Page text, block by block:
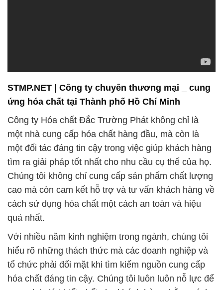
một nhà cung cấp hóa chất hàng đầu, mà còn là
một đối tác đáng tin cậy trong việc giúp khách hàng
tìm ra giải pháp tốt nhất cho nhu cầu cụ thể của họ.
Chúng tôi không chỉ cung cấp sản phẩm chất lượng
cao mà còn cam kết hỗ trợ và tư vấn khách hàng về
cách sử dụng hóa chất một cách an toàn và hiệu
quả nhất.
Với nhiều năm kinh nghiệm trong ngành, chúng tôi
hiểu rõ những thách thức mà các doanh nghiệp và
tổ chức phải đối mặt khi tìm kiếm nguồn cung cấp
hóa chất đáng tin cậy. Chúng tôi luôn luôn nỗ lực để
mang lại giá trị tốt nhất cho khách hàng, bằng cách
cung cấp sản phẩm và dịch vụ tốt nhất có thể.
Công ty Hóa chất Đắc Trường Phát đã xây dựng
mối quan hệ đáng tin cậy với nhiều đối tác trong và